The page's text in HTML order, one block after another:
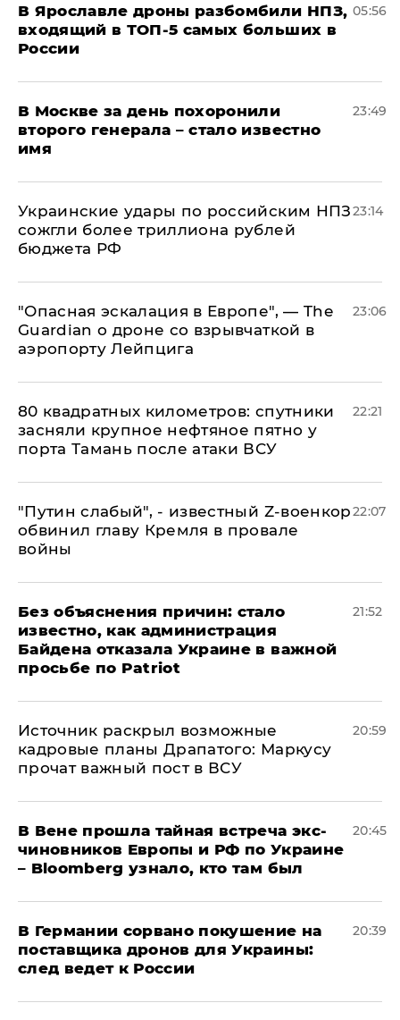
В Ярославле дроны разбомбили НПЗ,
входящий в ТОП-5 самых больших в
России
05:56
В Москве за день похоронили
второго генерала – стало известно
имя
23:49
Украинские удары по российским НПЗ
сожгли более триллиона рублей
бюджета РФ
23:14
"Опасная эскалация в Европе", — The
Guardian о дроне со взрывчаткой в
аэропорту Лейпцига
23:06
80 квадратных километров: спутники
засняли крупное нефтяное пятно у
порта Тамань после атаки ВСУ
22:21
​"Путин слабый", - известный Z-военкор
обвинил главу Кремля в провале
войны
22:07
Без объяснения причин: стало
известно, как администрация
Байдена отказала Украине в важной
просьбе по Patriot
21:52
​Источник раскрыл возможные
кадровые планы Драпатого: Маркусу
прочат важный пост в ВСУ
20:59
В Вене прошла тайная встреча экс-
чиновников Европы и РФ по Украине
– Bloomberg узнало, кто там был
20:45
​В Германии сорвано покушение на
поставщика дронов для Украины:
след ведет к России
20:39